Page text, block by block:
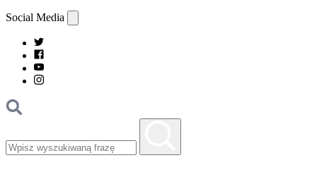
Social Media